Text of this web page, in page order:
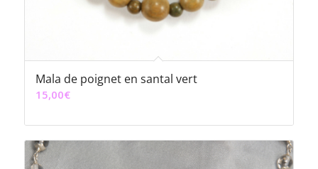
Mala de poignet en santal vert
15,00€